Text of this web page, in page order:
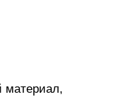
материал,